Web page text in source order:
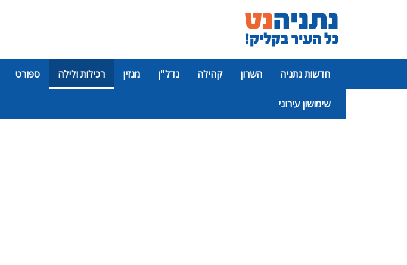
חדשות נתניה השרון קהילה נדל"ן מגזין רכילות ולילה ספורט
שימושון עירוני